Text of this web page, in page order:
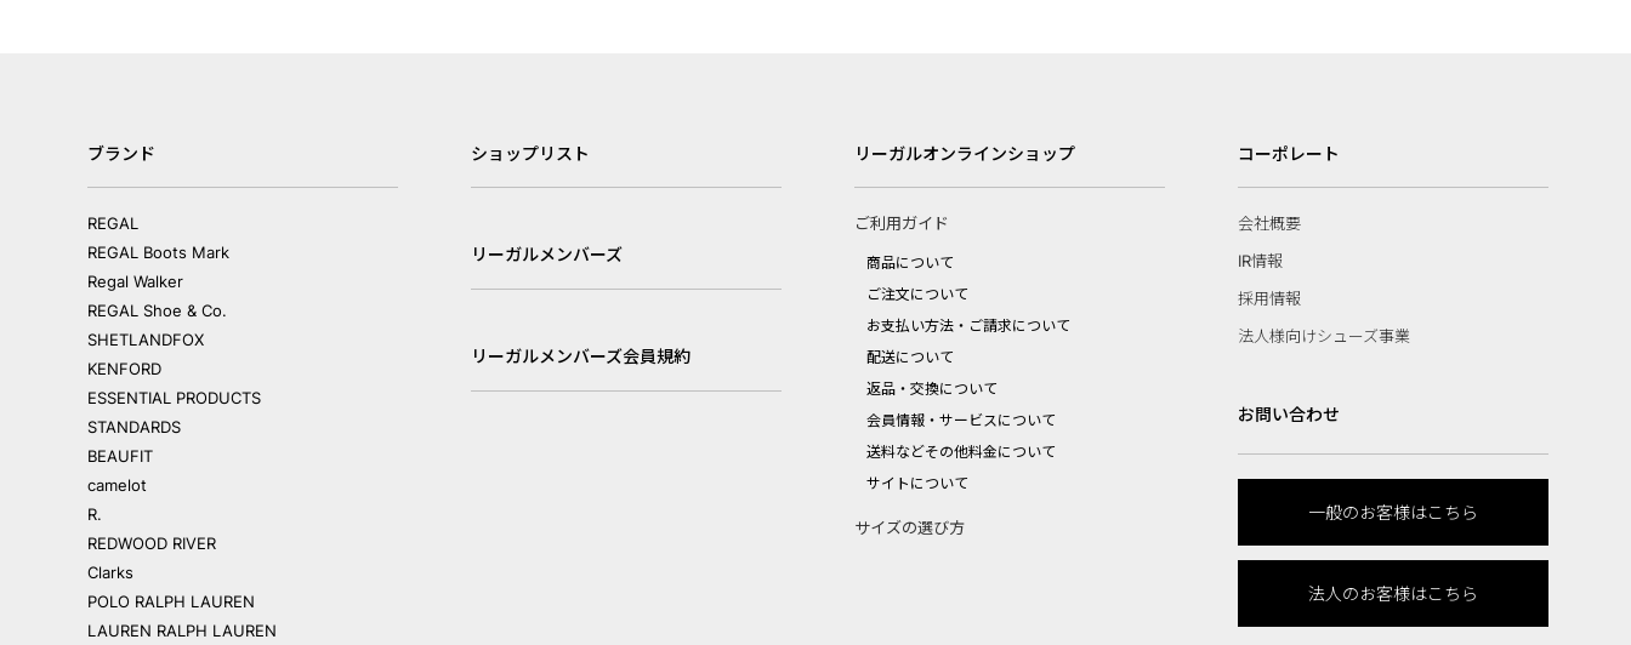
ブランド
REGAL
REGAL Boots Mark
Regal Walker
REGAL Shoe & Co.
SHETLANDFOX
KENFORD
ESSENTIAL PRODUCTS
STANDARDS
BEAUFIT
camelot
R.
REDWOOD RIVER
Clarks
POLO RALPH LAUREN
LAUREN RALPH LAUREN
ショップリスト
リーガルメンバーズ
リーガルメンバーズ会員規約
リーガルオンラインショップ
ご利用ガイド
商品について
ご注文について
お支払い方法・ご請求について
配送について
返品・交換について
会員情報・サービスについて
送料などその他料金について
サイトについて
サイズの選び方
コーポレート
会社概要
IR情報
採用情報
法人様向けシューズ事業
お問い合わせ
一般のお客様はこちら
法人のお客様はこちら